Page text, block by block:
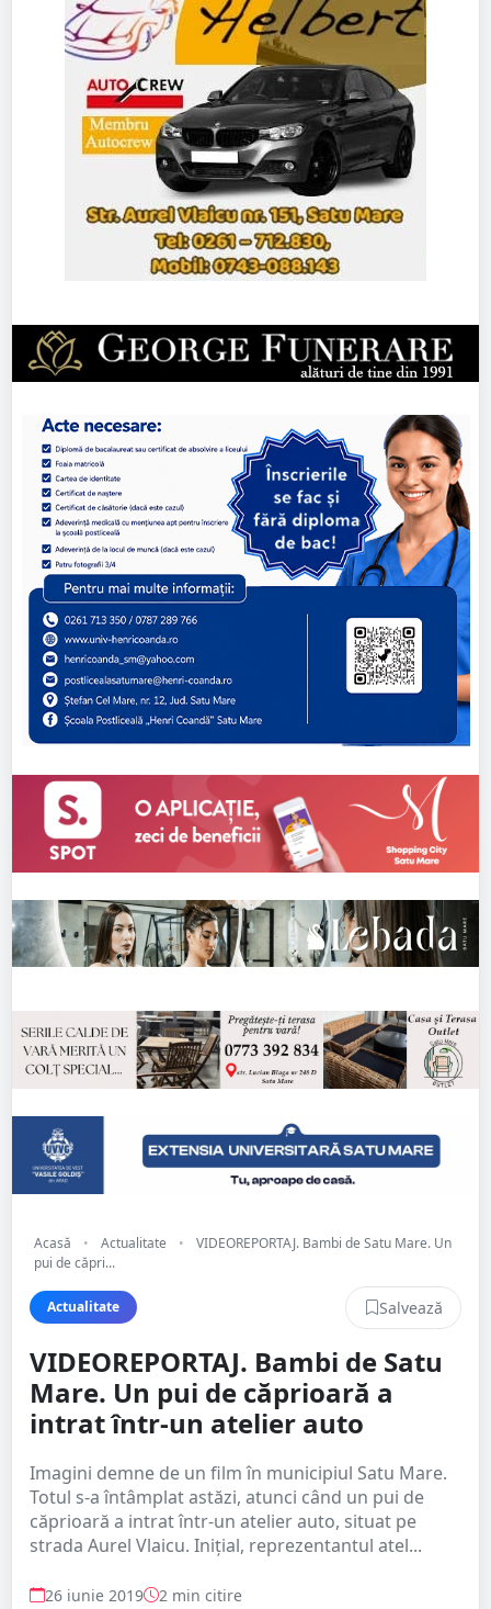
Acasă • Actualitate •
VIDEOREPORTAJ. Bambi de Satu Mare. Un
pui de căpri...
Actualitate Salvează
VIDEOREPORTAJ. Bambi de Satu
Mare. Un pui de căprioară a
intrat într-un atelier auto
Imagini demne de un film în municipiul Satu Mare.
Totul s-a întâmplat astăzi, atunci când un pui de
căprioară a intrat într-un atelier auto, situat pe
strada Aurel Vlaicu. Inițial, reprezentantul atel...
26 iunie 2019 2 min citire